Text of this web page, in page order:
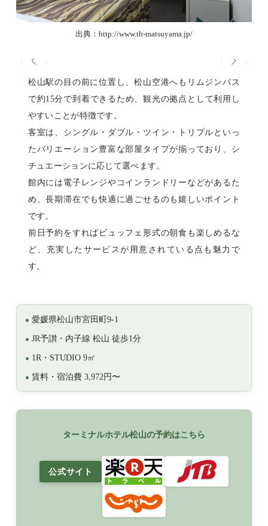
出典：http://www.th-matsuyama.jp/
松山駅の目の前に位置し、松山空港へもリムジンバス
で約15分で到着できるため、観光の拠点として利用し
やすいことが特徴です。
客室は、シングル・ダブル・ツイン・トリプルといっ
たバリエーション豊富な部屋タイプが揃っており、シ
チュエーションに応じて選べます。
館内には電子レンジやコインランドリーなどがあるた
め、長期滞在でも快適に過ごせるのも嬉しいポイント
です。
前日予約をすればビュッフェ形式の朝食も楽しめるな
ど、充実したサービスが用意されている点も魅力で
す。
愛媛県松山市宮田町9-1
JR予讃・内子線 松山 徒歩1分
1R・STUDIO 9㎡
賃料・宿泊費 3,972円〜
ターミナルホテル松山の予約はこちら
公式サイト